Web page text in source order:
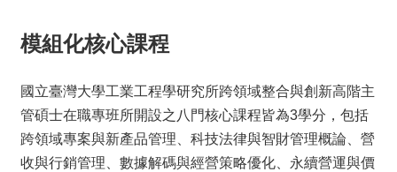
頁
網
導
覽
課
程
模組化核心課程
國立臺灣大學工業工程學研究所跨領域整合與創新高階主
管碩士在職專班所開設之八門核心課程皆為3學分，包括
跨領域專案與新產品管理、科技法律與智財管理概論、營
收與行銷管理、數據解碼與經營策略優化、永續營運與價